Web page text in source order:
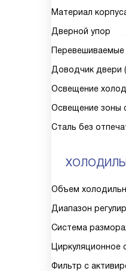
Материал
Дверной упор
Перевешиваемые
Доводчик двери
Освещение
Освещение зоны
Сталь без
Объем
Диапазон
Система
Циркуляционное
Фильтр с